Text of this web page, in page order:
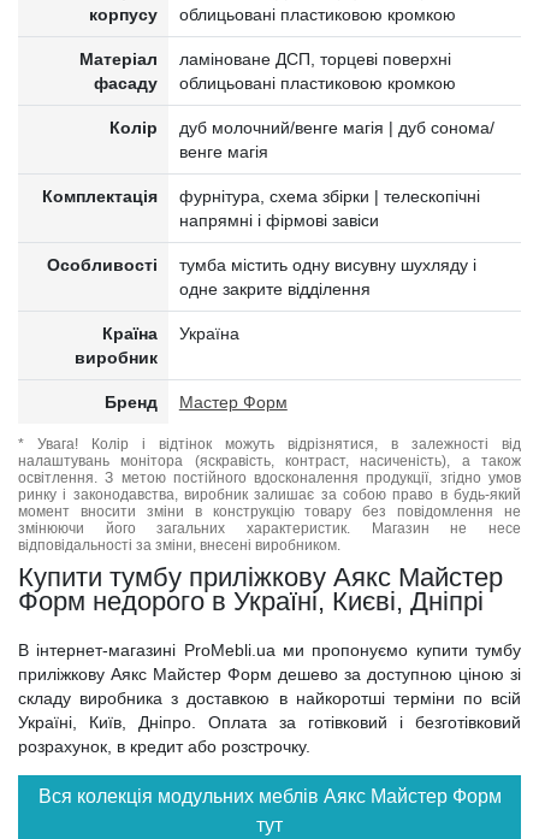
корпусу
облицьовані пластиковою кромкою
Матеріал
фасаду
ламіноване ДСП, торцеві поверхні
облицьовані пластиковою кромкою
Колір
дуб молочний/венге магія | дуб сонома/
венге магія
Комплектація
фурнітура, схема збірки | телескопічні
напрямні і фірмові завіси
Особливості
тумба містить одну висувну шухляду і
одне закрите відділення
Країна
виробник
Україна
Бренд Мастер Форм
* Увага! Колір і відтінок можуть відрізнятися, в залежності від
налаштувань монітора (яскравість, контраст, насиченість), а також
освітлення. З метою постійного вдосконалення продукції, згідно умов
ринку і законодавства, виробник залишає за собою право в будь-який
момент вносити зміни в конструкцію товару без повідомлення не
змінюючи його загальних характеристик. Магазин не несе
відповідальності за зміни, внесені виробником.
Купити тумбу приліжкову Аякс Майстер
Форм недорого в Україні, Києві, Дніпрі
В інтернет-магазині ProMebli.ua ми пропонуємо купити тумбу
приліжкову Аякс Майстер Форм дешево за доступною ціною зі
складу виробника з доставкою в найкоротші терміни по всій
Україні, Київ, Дніпро. Оплата за готівковий і безготівковий
розрахунок, в кредит або розстрочку.
Вся колекція модульних меблів Аякс Майстер Форм
тут